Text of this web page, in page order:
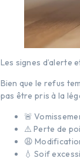
Les signes d’alerte
Bien que le refus
pas être pris à la
🚨
⚠️ Perte de
😩
💧 Soif